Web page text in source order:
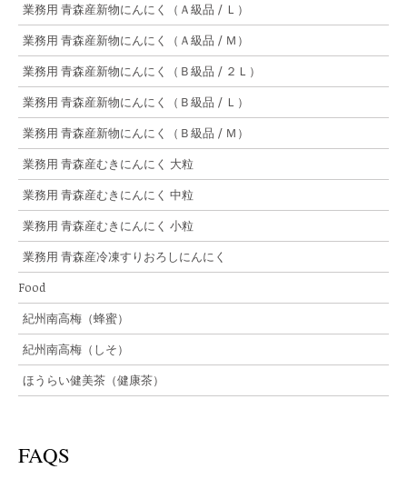
業務用 青森産新物にんにく（Ａ級品 / Ｌ）
業務用 青森産新物にんにく（Ａ級品 / Ｍ）
業務用 青森産新物にんにく（Ｂ級品 / ２Ｌ）
業務用 青森産新物にんにく（Ｂ級品 / Ｌ）
業務用 青森産新物にんにく（Ｂ級品 / Ｍ）
業務用 青森産むきにんにく 大粒
業務用 青森産むきにんにく 中粒
業務用 青森産むきにんにく 小粒
業務用 青森産冷凍すりおろしにんにく
Food
紀州南高梅（蜂蜜）
紀州南高梅（しそ）
ほうらい健美茶（健康茶）
FAQS